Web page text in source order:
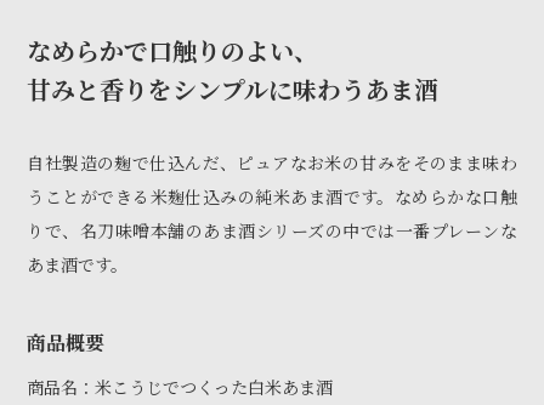
なめらかで口触りのよい、
甘みと香りをシンプルに味わうあま酒
自社製造の麹で仕込んだ、ピュアなお米の甘みをそのまま味わ
うことができる米麹仕込みの純米あま酒です。なめらかな口触
りで、名刀味噌本舗のあま酒シリーズの中では一番プレーンな
あま酒です。
商品概要
商品名：米こうじでつくった白米あま酒